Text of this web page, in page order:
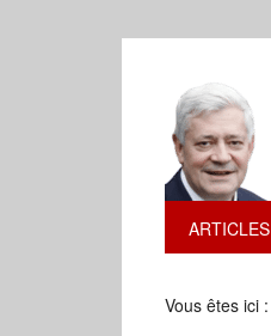
ARTICLES
Vous êtes ici :